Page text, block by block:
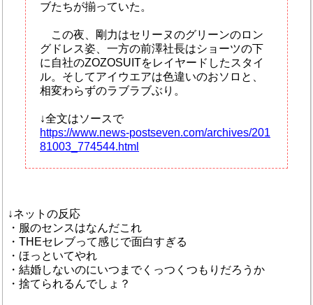
ブたちが揃っていた。
この夜、剛力はセリーヌのグリーンのロン
グドレス姿、一方の前澤社長はショーツの下
に自社のZOZOSUITをレイヤードしたスタイ
ル。そしてアイウエアは色違いのおソロと、
相変わらずのラブラブぶり。
↓全文はソースで
https://www.news-postseven.com/archives/201
81003_774544.html
↓ネットの反応
・服のセンスはなんだこれ
・THEセレブって感じで面白すぎる
・ほっといてやれ
・結婚しないのにいつまでくっつくつもりだろうか
・捨てられるんでしょ？